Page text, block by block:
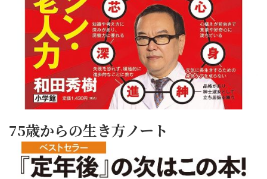
75歳からの生き方ノート